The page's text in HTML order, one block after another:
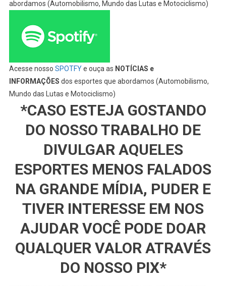
abordamos (Automobilismo, Mundo das Lutas e Motociclismo)
Acesse nosso SPOTFYe ouça as NOTÍCIAS e
INFORMAÇÕES dos esportes que abordamos (Automobilismo,
Mundo das Lutas e Motociclismo)
*CASO ESTEJA GOSTANDO
DO NOSSO TRABALHO DE
DIVULGAR AQUELES
ESPORTES MENOS FALADOS
NA GRANDE MÍDIA, PUDER E
TIVER INTERESSE EM NOS
AJUDAR VOCÊ PODE DOAR
QUALQUER VALOR ATRAVÉS
DO NOSSO PIX*